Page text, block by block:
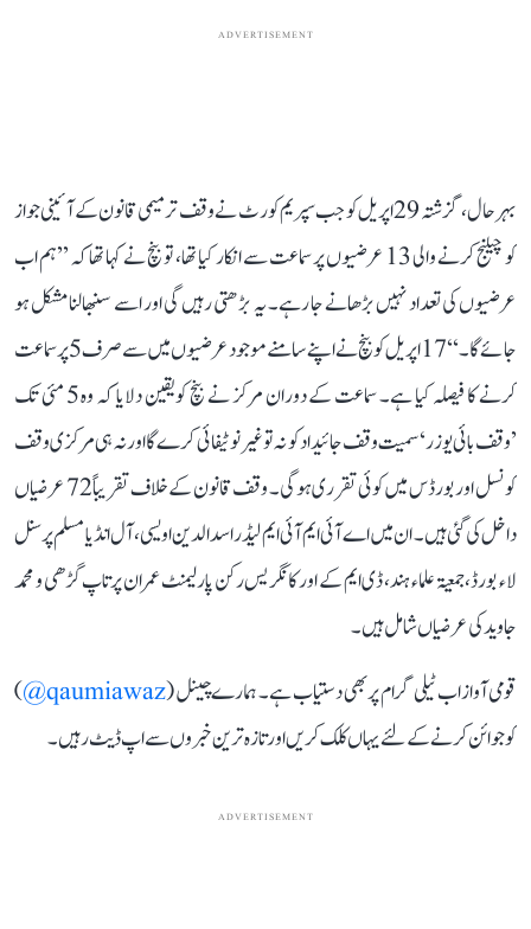
ADVERTISEMENT
بہرحال، گزشتہ 29 اپریل کو جب سپریم کورٹ نے وقف ترمیمی قانون کے آئینی جواز
کو چیلنج کرنے والی 13 عرضیوں پر سماعت سے انکار کیا تھا، تو بنچ نے کہا تھا کہ ’’ہم اب
عرضیوں کی تعداد نہیں بڑھانے جا رہے۔ یہ بڑھتی رہیں گی اور اسے سنبھالنا مشکل ہو
جائے گا۔‘‘ 17 اپریل کو بنچ نے اپنے سامنے موجود عرضیوں میں سے صرف 5 پر سماعت
کرنے کا فیصلہ کیا ہے۔ سماعت کے دوران مرکز نے بنچ کو یقین دلایا کہ وہ 5 مئی تک
’وقف بائی یوزر‘ سمیت وقف جائیداد کو نہ تو غیر نوٹیفائی کرے گا اور نہ ہی مرکزی وقف
کونسل اور بورڈس میں کوئی تقرری ہوگی۔ وقف قانون کے خلاف تقریباً 72 عرضیاں
داخل کی گئی ہیں۔ ان میں اے آئی ایم آئی ایم لیڈر اسدالدین اویسی، آل انڈیا مسلم پرسنل
لاء بورڈ، جمعیۃ علماء ہند، ڈی ایم کے اور کانگریس رکن پارلیمنٹ عمران پرتاپ گڑھی و محمد
جاوید کی عرضیاں شامل ہیں۔
قومی آواز اب ٹیلی گرام پر بھی دستیاب ہے۔ ہمارے چینل (qaumiawaz@
)
کو جوائن کرنے کے لئے یہاں کلک کریں اور تازہ ترین خبروں سے اپ ڈیٹ رہیں۔
ADVERTISEMENT